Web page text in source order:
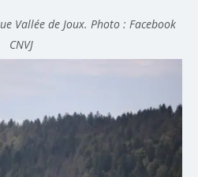
Vallée de Joux. Photo : Facebook
CNVJ